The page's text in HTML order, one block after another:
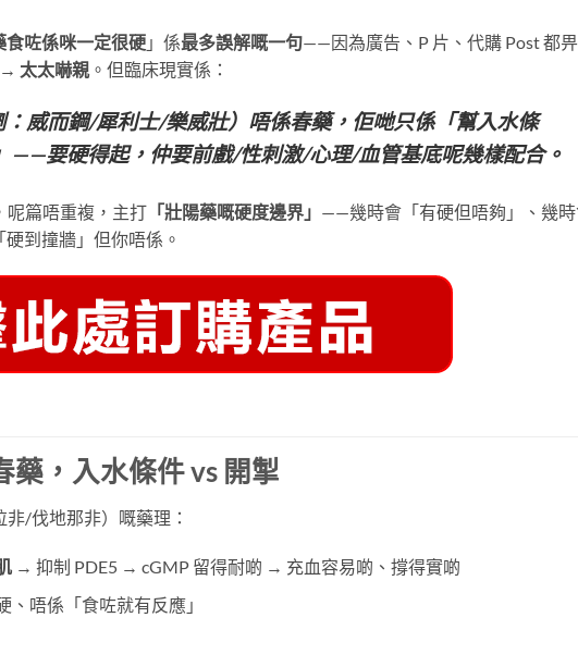
食咗係咪一定很硬 」係最多誤解嘅一句——因為廣告、P 片、代購 Post 都
太太嚇親。但臨床現實係：
：威而鋼/犀利士/樂威壯）唔係春藥，佢哋只係「幫入水條
——要硬得起，仲要前戲/性刺激/心理/血管基底呢幾樣配合。
呢篇唔重複，主打 「壯陽藥嘅硬度邊界」 ——幾時會「有硬但唔夠」、幾
硬到撞牆」但你唔係。
藥，入水條件 vs 開掣
/伐地那非）嘅藥理：
​ → 抑制 PDE5 → cGMP 留得耐啲 → 充血容易啲、撐得實啲
唔係「食咗就有反應」